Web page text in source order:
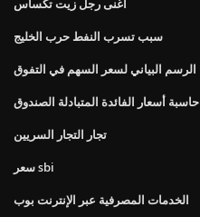
اغنى رجل زيت تكساس
سبب تسرب النفط حرب الخليج
الرسم البياني لسعر السهم في التفوق
حاسبة أسعار الفائدة المتبادلة الصندوق
تجار التجار السريين
سعر sbi
الخدمات المصرفية عبر الإنترنت بوب